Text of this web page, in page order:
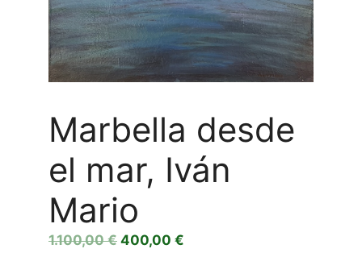
Marbella desde
el mar, Iván
Mario
1.100,00€ El
400,00 €